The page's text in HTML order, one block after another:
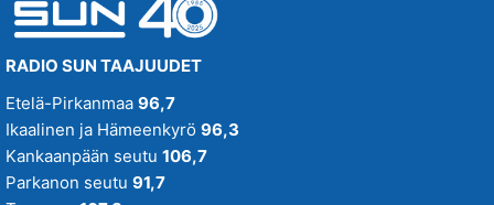
RADIO SUN TAAJUUDET
Etelä-Pirkanmaa 96,7
Ikaalinen ja Hämeenkyrö 96,3
Kankaanpään seutu 106,7
Parkanon seutu 91,7